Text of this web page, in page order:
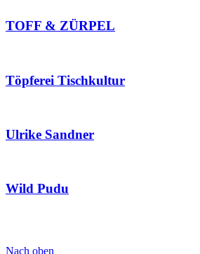
TOFF & ZÜRPEL
Töpferei Tischkultur
Ulrike Sandner
Wild Pudu
Nach oben